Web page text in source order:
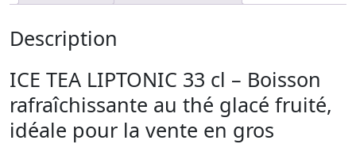
Description
ICE TEA LIPTONIC 33 cl – Boisson
rafraîchissante au thé glacé fruité,
idéale pour la vente en gros